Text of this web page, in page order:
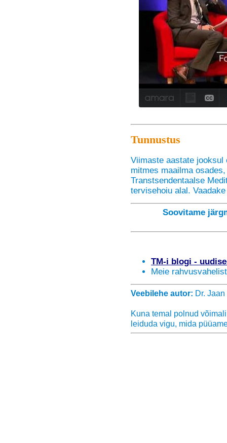
Tunnustus
Viimaste aastate jooksul
mitmes maailma
Transtsendentaalse
tervisehoiu alal.
Soovitame
TM-i blogi -
Meie
Veebilehe autor: Dr.
Kuna temal polnud
leiduda vigu, mida